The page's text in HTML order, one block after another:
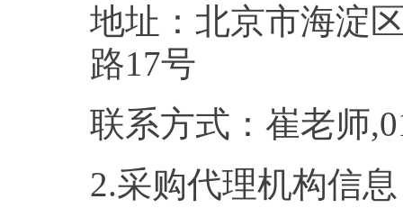
地址：北京市海淀
路17
联系方式：崔
2.采购代理机构信息